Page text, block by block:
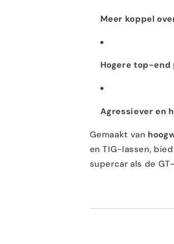
Meer koppel
Hogere top-end
Agressiever en
Gemaakt van
en TIG-lassen,
supercar als de